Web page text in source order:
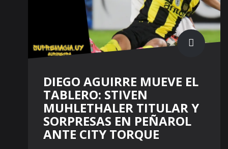
DIEGO AGUIRRE MUEVE EL
TABLERO: STIVEN
MUHLETHALER TITULAR Y
SORPRESAS EN PEÑAROL
ANTE CITY TORQUE